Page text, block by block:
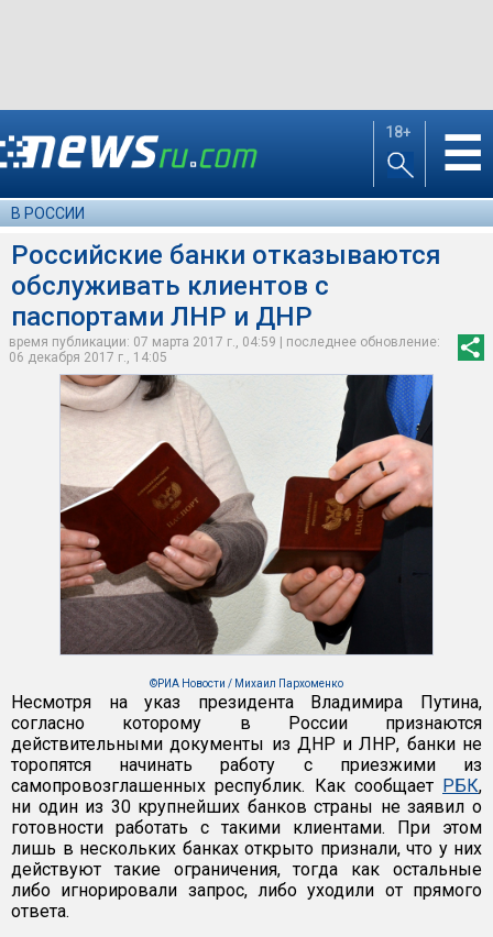
18+ ☰
В РОССИИ
Российские банки отказываются
обслуживать клиентов с
паспортами ЛНР и ДНР
время публикации: 07 марта 2017 г., 04:59 | последнее обновление:
06 декабря 2017 г., 14:05
©РИА Новости / Михаил Пархоменко
Несмотря на указ президента Владимира Путина,
согласно которому в России признаются
действительными документы из ДНР и ЛНР, банки не
торопятся начинать работу с приезжими из
самопровозглашенных республик. Как сообщает РБК,
ни один из 30 крупнейших банков страны не заявил о
готовности работать с такими клиентами. При этом
лишь в нескольких банках открыто признали, что у них
действуют такие ограничения, тогда как остальные
либо игнорировали запрос, либо уходили от прямого
ответа.